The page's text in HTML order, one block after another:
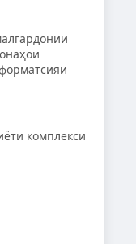
комплекси